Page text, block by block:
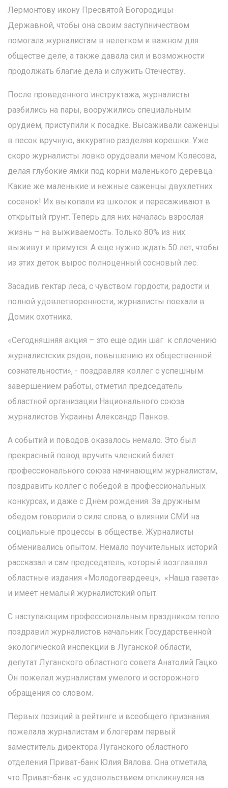
Лермонтову икону Пресвятой Богородицы
Державной, чтобы она своим заступничеством
помогала журналистам в нелегком и важном для
обществе деле, а также давала сил и возможности
продолжать благие дела и служить Отечеству.
После проведенного инструктажа, журналисты
разбились на пары, вооружились специальным
орудием, приступили к посадке. Высаживали саженцы
в песок вручную, аккуратно разделяя корешки. Уже
скоро журналисты ловко орудовали мечом Колесова,
делая глубокие ямки под корни маленького деревца.
Какие же маленькие и нежные саженцы двухлетних
сосенок! Их выкопали из школок и пересаживают в
открытый грунт. Теперь для них началась взрослая
жизнь – на выживаемость. Только 80% из них
выживут и примутся. А еще нужно ждать 50 лет, чтобы
из этих деток вырос полноценный сосновый лес.
Засадив гектар леса, с чувством гордости, радости и
полной удовлетворенности, журналисты поехали в
Домик охотника.
«Сегодняшняя акция – это еще один шаг к сплочению
журналистских рядов, повышению их общественной
сознательности», - поздравляя коллег с успешным
завершением работы, отметил председатель
областной организации Национального союза
журналистов Украины Александр Панков.
А событий и поводов оказалось немало. Это был
прекрасный повод вручить членский билет
профессионального союза начинающим журналистам,
поздравить коллег с победой в профессиональных
конкурсах, и даже с Днем рождения. За дружным
обедом говорили о силе слова, о влиянии СМИ на
социальные процессы в обществе. Журналисты
обменивались опытом. Немало поучительных историй
рассказал и сам председатель, который возглавлял
областные издания «Молодогвардеец», «Наша газета»
и имеет немалый журналистский опыт.
С наступающим профессиональным праздником тепло
поздравил журналистов начальник Государственной
экологической инспекции в Луганской области,
депутат Луганского областного совета Анатолий Гацко.
Он пожелал журналистам умелого и осторожного
обращения со словом.
Первых позиций в рейтинге и всеобщего признания
пожелала журналистам и блогерам первый
заместитель директора Луганского областного
отделения Приват-банк Юлия Вялова. Она отметила,
что Приват-банк «с удовольствием откликнулся на